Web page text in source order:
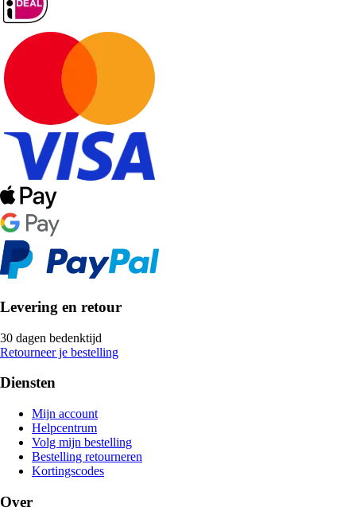
Levering en retour
30 dagen bedenktijd
Retourneer je bestelling
Diensten
Mijn account
Helpcentrum
Volg mijn bestelling
Bestelling retourneren
Kortingscodes
Over